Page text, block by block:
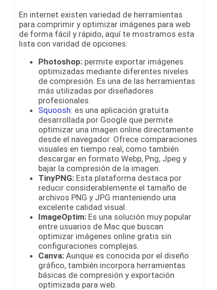
En internet existen variedad de herramientas
para comprimir y optimizar imágenes para web
de forma fácil y rápido, aquí te mostramos esta
lista con varidad de opciones:
Photoshop: permite exportar imágenes
optimizadas mediante diferentes niveles
de compresión. Es una de las herramientas
más utilizadas por diseñadores
profesionales.
Squoosh: es una aplicación gratuita
desarrollada por Google que permite
optimizar una imagen online directamente
desde el navegador. Ofrece comparaciones
visuales en tiempo real, como también
descargar en formato Webp, Png, Jpeg y
bajar la compresión de la imagen.
TinyPNG: Esta plataforma destaca por
reducir considerablemente el tamaño de
archivos PNG y JPG manteniendo una
excelente calidad visual.
ImageOptim: Es una solución muy popular
entre usuarios de Mac que buscan
optimizar imágenes online gratis sin
configuraciones complejas.
Canva: Aunque es conocida por el diseño
gráfico, también incorpora herramientas
básicas de compresión y exportación
optimizada para web.